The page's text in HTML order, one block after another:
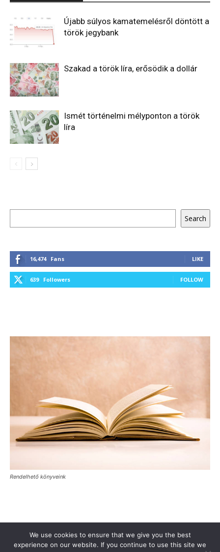
Újabb súlyos kamatemelésről döntött a
török jegybank
Szakad a török líra, erősödik a dollár
Ismét történelmi mélyponton a török
líra
Search
16,474 Fans LIKE
639 Followers FOLLOW
Rendelhető könyveink
Támogasd a Türkinfót! Kiadványaink
Médiaajánlat
Impresszum
Adatkezelési Tájékoztató ÁSZF
Alapítvány
We use cookies to ensure that we give you the best
experience on our website. If you continue to use this site we